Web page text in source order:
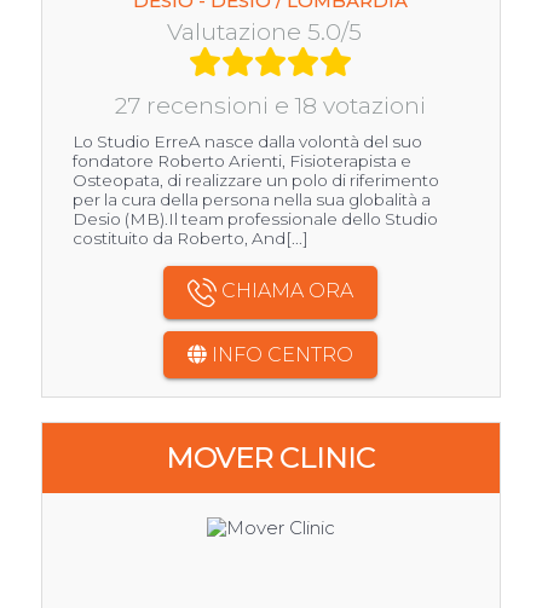
Valutazione 5.0/5
27 recensioni e 18 votazioni
Lo Studio ErreA nasce dalla volontà del suo
fondatore Roberto Arienti, Fisioterapista e
Osteopata, di realizzare un polo di riferimento
per la cura della persona nella sua globalità a
Desio (MB).Il team professionale dello Studio
costituito da Roberto, And[...]
CHIAMA ORA
INFO CENTRO
MOVER CLINIC